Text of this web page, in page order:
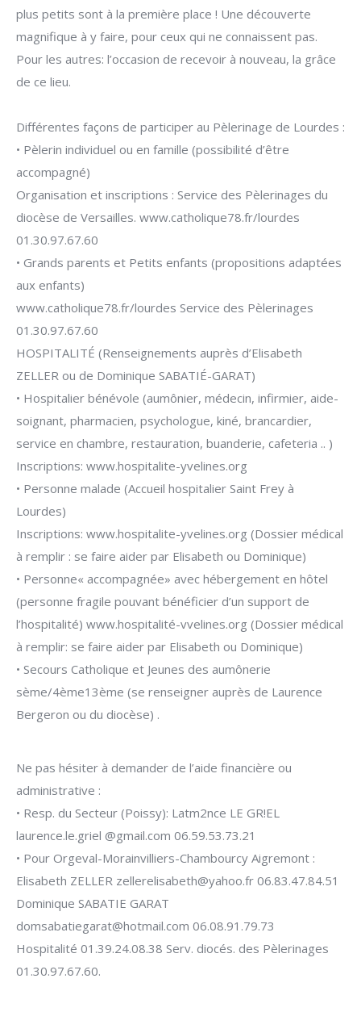
plus petits sont à la première place ! Une découverte
magnifique à y faire, pour ceux qui ne connaissent pas.
Pour les autres: l’occasion de recevoir à nouveau, la grâce
de ce lieu.
Différentes façons de participer au Pèlerinage de Lourdes :
• Pèlerin individuel ou en famille (possibilité d’être
accompagné)
Organisation et inscriptions : Service des Pèlerinages du
diocèse de Versailles. www.catholique78.fr/lourdes
01.30.97.67.60
• Grands parents et Petits enfants (propositions adaptées
aux enfants)
www.catholique78.fr/lourdes Service des Pèlerinages
01.30.97.67.60
HOSPITALITÉ (Renseignements auprès d’Elisabeth
ZELLER ou de Dominique SABATIÉ-GARAT)
• Hospitalier bénévole (aumônier, médecin, infirmier, aide-
soignant, pharmacien, psychologue, kiné, brancardier,
service en chambre, restauration, buanderie, cafeteria .. )
Inscriptions: www.hospitalite-yvelines.org
• Personne malade (Accueil hospitalier Saint Frey à
Lourdes)
Inscriptions: www.hospitalite-yvelines.org (Dossier médical
à remplir : se faire aider par Elisabeth ou Dominique)
• Personne« accompagnée» avec hébergement en hôtel
(personne fragile pouvant bénéficier d’un support de
l’hospitalité) www.hospitalité-vvelines.org (Dossier médical
à remplir: se faire aider par Elisabeth ou Dominique)
• Secours Catholique et Jeunes des aumônerie
sème/4ème13ème (se renseigner auprès de Laurence
Bergeron ou du diocèse) .
Ne pas hésiter à demander de l’aide financière ou
administrative :
• Resp. du Secteur (Poissy): Latm2nce LE GR!EL
laurence.le.griel @gmail.com 06.59.53.73.21
• Pour Orgeval-Morainvilliers-Chambourcy Aigremont :
Elisabeth ZELLER zellerelisabeth@yahoo.fr 06.83.47.84.51
Dominique SABATIE GARAT
domsabatiegarat@hotmail.com 06.08.91.79.73
Hospitalité 01.39.24.08.38 Serv. diocés. des Pèlerinages
01.30.97.67.60.